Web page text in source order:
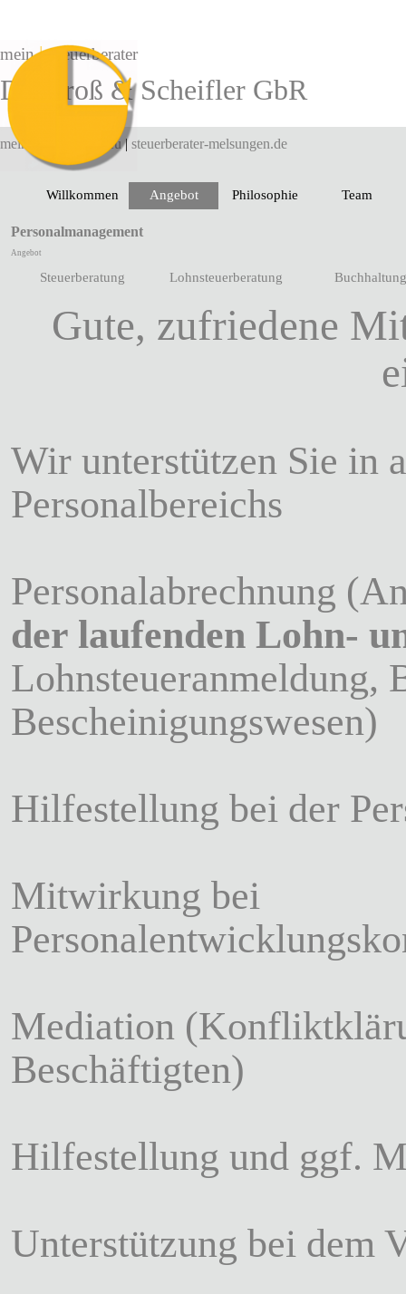
mein|Steuerberater
Dr. Groß & Scheifler GbR
mein-steuerberater.eu | steuerberater-melsungen.de
Willkommen Angebot ▼
Philosophie Team
Personalmanagement
Angebot
Steuerberatung Lohnsteuerberatung Buchhaltung
Gute, zufriedene
Wir unterstützen Sie in
Personalbereichs
Personalabrechnung
der laufenden Lohn-
Lohnsteueranmeldung,
Bescheinigungswesen)
Hilfestellung bei der
Mitwirkung bei
Mediation
Beschäftigten)
Hilfestellung und ggf.
Unterstützung bei dem